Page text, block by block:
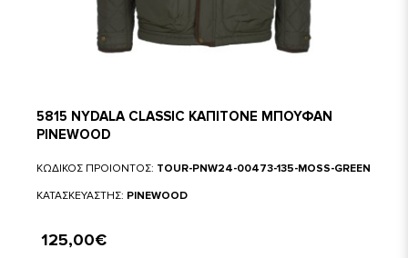
5815 NYDALA CLASSIC ΚΑΠΙΤΟΝΕ ΜΠΟΥΦΑΝ
PINEWOOD
ΚΩΔΙΚΟΣ ΠΡΟΙΟΝΤΟΣ: TOUR-PNW24-00473-135-MOSS-GREEN
ΚΑΤΑΣΚΕΥΑΣΤΗΣ: PINEWOOD
125,00€